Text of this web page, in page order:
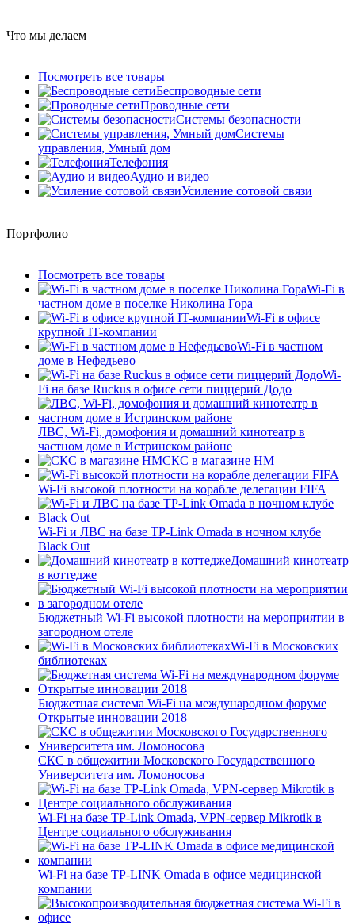
Что мы делаем
Посмотреть все товары
Беспроводные сети
Проводные сети
Системы безопасности
Системы
управления, Умный дом
Телефония
Аудио и видео
Усиление сотовой связи
Портфолио
Посмотреть все товары
Wi-Fi в
частном доме в поселке Николина Гора
Wi-Fi в офисе
крупной IT-компании
Wi-Fi в частном
доме в Нефедьево
Wi-
Fi на базе Ruckus в офисе сети пиццерий Додо
ЛВС, Wi-Fi, домофония и домашний кинотеатр в
частном доме в Истринском районе
СКС в магазине HM
Wi-Fi высокой плотности на корабле делегации FIFA
Wi-Fi и ЛВС на базе TP-Link Omada в ночном клубе
Black Out
Домашний кинотеатр
в коттедже
Бюджетный Wi-Fi высокой плотности на мероприятии в
загородном отеле
Wi-Fi в Московских
библиотеках
Бюджетная система Wi-Fi на международном форуме
Открытые инновации 2018
СКС в общежитии Московского Государственного
Университета им. Ломоносова
Wi-Fi на базе TP-Link Omada, VPN-сервер Mikrotik в
Центре социального обслуживания
Wi-Fi на базе TP-LINK Omada в офисе медицинской
компании